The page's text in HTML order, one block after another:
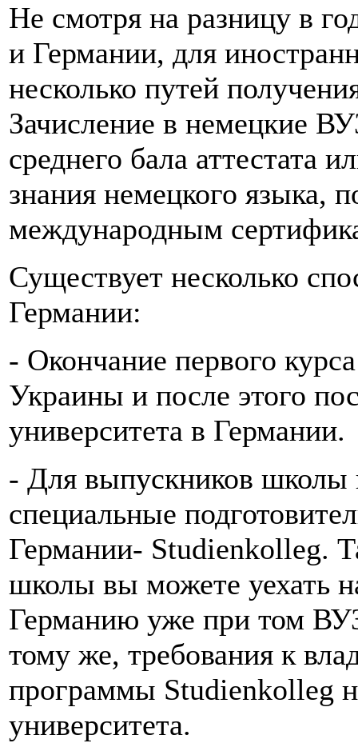
Не смотря на разницу в
и Германии, для
несколько путей
Зачисление в немецкие
среднего бала аттестата
знания немецкого языка,
международным
Существует несколько
Германии:
- Окончание первого
Украины и после этого
университета в Германии.
- Для выпускников школы
специальные
Германии- Studienkolleg.
школы вы можете уехать
Германию уже при том
тому же, требования к
программы Studienkolleg
университета.